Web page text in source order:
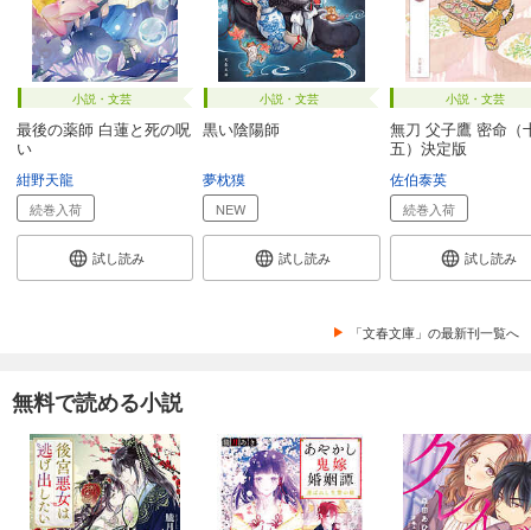
小説・文芸
最後の薬師 白蓮と死の呪
い
紺野天龍
続巻入荷
試し読み
小説・文芸
黒い陰陽師
夢枕獏
NEW
試し読み
小説・文芸
無刀 父子鷹 密命（
五）決定版
佐伯泰英
続巻入荷
試し読み
「文春文庫」の最新刊一覧へ
無料で読める小説